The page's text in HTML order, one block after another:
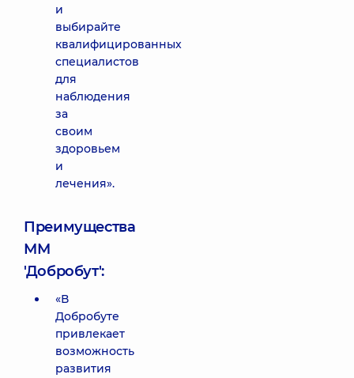
и
выбирайте
квалифицированных
специалистов
для
наблюдения
за
своим
здоровьем
и
лечения».
Преимущества
ММ
'Добробут':
«В
Добробуте
привлекает
возможность
развития